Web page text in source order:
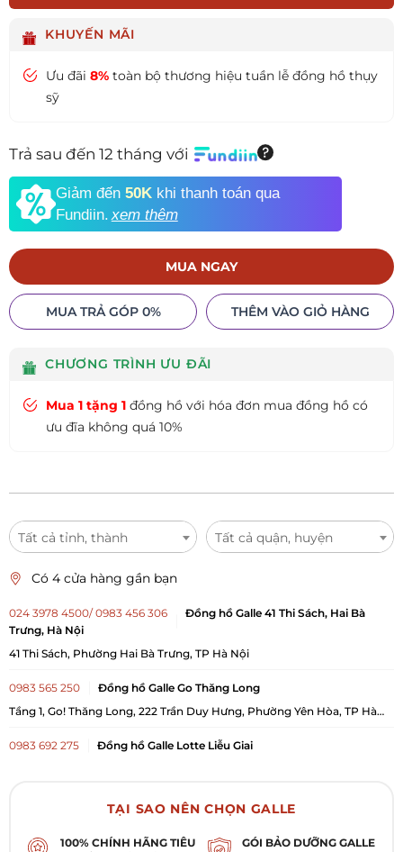
KHUYẾN MÃI
Ưu đãi 8% toàn bộ thương hiệu tuần lễ đồng hồ thụy
sỹ
Trả sau đến 12 tháng với
Giảm đến 50K khi thanh toán qua
Fundiin.xem thêm
MUA NGAY
MUA TRẢ GÓP 0% THÊM VÀO GIỎ HÀNG
CHƯƠNG TRÌNH ƯU ĐÃI
Mua 1 tặng 1 đồng hồ với hóa đơn mua đồng hồ có
ưu đĩa không quá 10%
Tất cả tỉnh, thành Tất cả quận, huyện
Có 4 cửa hàng gần bạn
024 3978 4500/ 0983 456 306
Đồng hồ Galle 41 Thi Sách, Hai Bà
Trưng, Hà Nội
41 Thi Sách, Phường Hai Bà Trưng, TP Hà Nội
0983 565 250
Đồng hồ Galle Go Thăng Long
Tầng 1, Go! Thăng Long, 222 Trần Duy Hưng, Phường Yên Hòa, TP Hà
0983 692 275
Đồng hồ Galle Lotte Liễu Giai
Đồng hồ Galle Vincom Royal City
Mall Royal City, 72A Nguyễn Trãi, Phường Khương Đình, TP Hà Nội
TẠI SAO NÊN CHỌN GALLE
100% CHÍNH HÃNG TIÊU
GÓI BẢO DƯỠNG GALLE